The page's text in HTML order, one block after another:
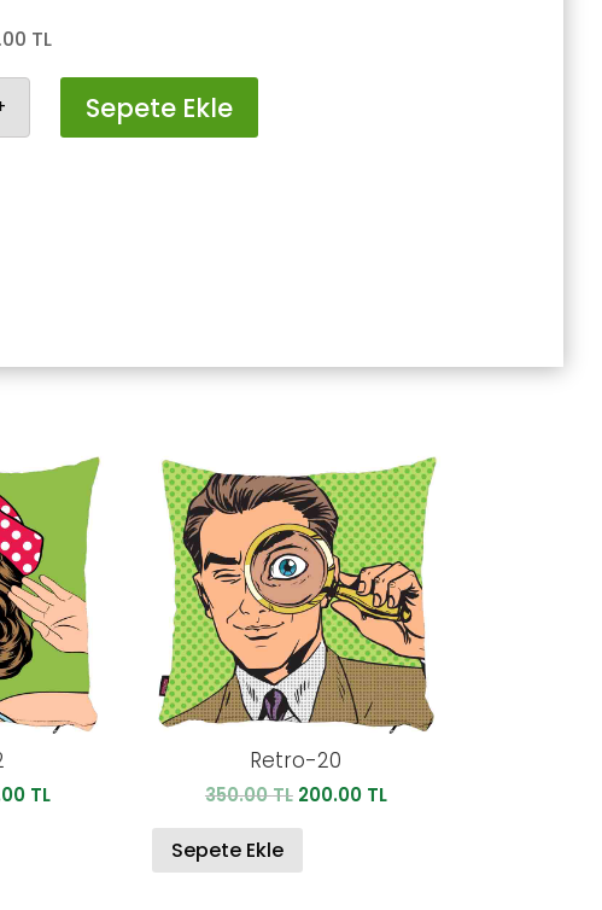
TL.
200.00 TL.
TL
Sepete Ekle
TLŞu
Retro-20
350.00TL Orijinal
200.00 TLŞu
Sepete Ekle